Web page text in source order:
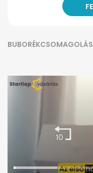
BUBORÉKCSOMAGOLÁS